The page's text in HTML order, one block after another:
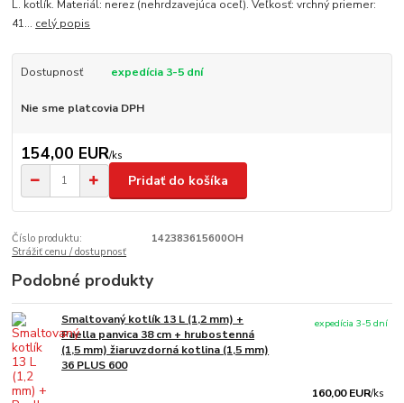
L. kotlík. Materiál: nerez (nehrdzavejúca oceľ). Veľkosť: vrchný priemer:
41... celý popis
Dostupnosť expedícia 3-5 dní
Nie sme platcovia DPH
154,00 EUR/ks
Pridať do košíka
Číslo produktu:
142383615600OH
Strážiť cenu / dostupnosť
Podobné produkty
Smaltovaný kotlík 13 L (1,2 mm) +
Paella panvica 38 cm + hrubostenná
(1,5 mm) žiaruvzdorná kotlina (1,5 mm)
36 PLUS 600
160,00 EUR/ks
expedícia 3-5 dní